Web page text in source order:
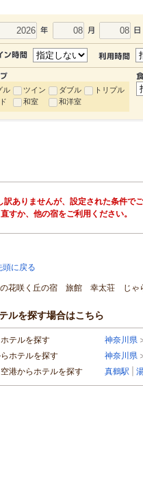
ル ツイン ダブル
トリプル
和室 和洋室
訳ありませんが、設定された条件で
すか、他の宿をご利用ください。
頭に戻る
の花咲く丘の宿 旅館 幸太荘 じゃ
ルを探す場合はこちら
テルを探す 神奈川県
ホテルを探す
神奈川県
港からホテルを探す
真鶴駅